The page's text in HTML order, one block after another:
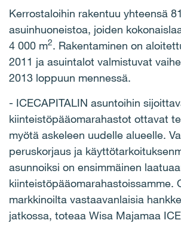
Kerrostaloihin rakentuu yhteensä 81
asuinhuoneistoa, joiden
4 000 m2. Rakentaminen on
2011 ja asuintalot valmistuvat
2013 loppuun mennessä.
- ICECAPITALIN asuntoihin
kiinteistöpääomarahastot ottavat
myötä askeleen uudelle alueelle.
peruskorjaus ja
asunnoiksi on ensimmäinen
kiinteistöpääomarahastoissamme.
markkinoilta vastaavanlaisia
jatkossa, toteaa Wisa Majamaa